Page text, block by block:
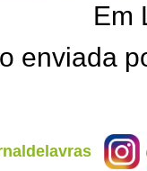
Em
enviada